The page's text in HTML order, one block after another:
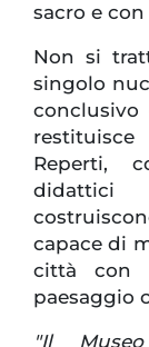
sacro e
Non si
singolo
Reperti,
didattici
capace di
città con
paesaggio
"Il